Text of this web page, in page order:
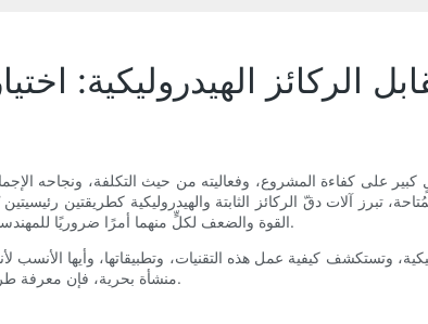
الركائز الهيدروليكية:
على كفاءة المشروع، وفعاليته من حيث التكلفة، ونجاحه
تبرز آلات دقّ الركائز الثابتة والهيدروليكية كطريقتين
القوة والضعف لكلٍّ منهما أمرًا ضروريًا للمهندسين والمقاولين ومديري المشاريع الذين يسعون إلى تحسين عمليات دقّ الركائز.
وتستكشف كيفية عمل هذه التقنيات، وتطبيقاتها، وأيها
منشأة بحرية، فإن معرفة طريقة دق الركائز المناسبة تضمن متانة واستقرار مشروعك على المدى الطويل.